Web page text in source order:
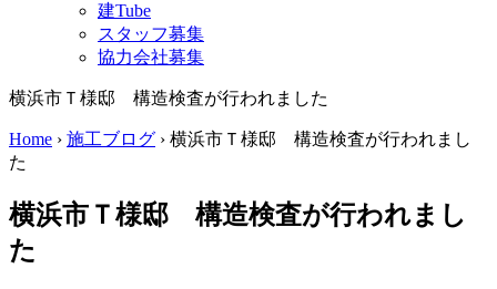
建Tube
スタッフ募集
協力会社募集
横浜市Ｔ様邸 構造検査が行われました
Home › 施工ブログ › 横浜市Ｔ様邸 構造検査が行われまし
た
横浜市Ｔ様邸 構造検査が行われまし
た